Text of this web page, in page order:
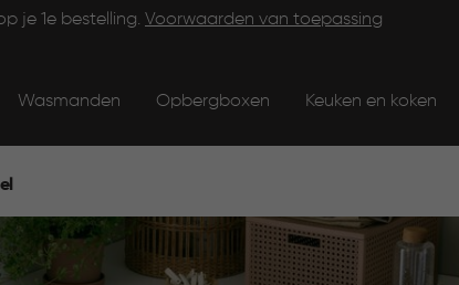
je 1e bestelling. Voorwaarden van toepassing
Wasmanden Opbergboxen Keuken en koken